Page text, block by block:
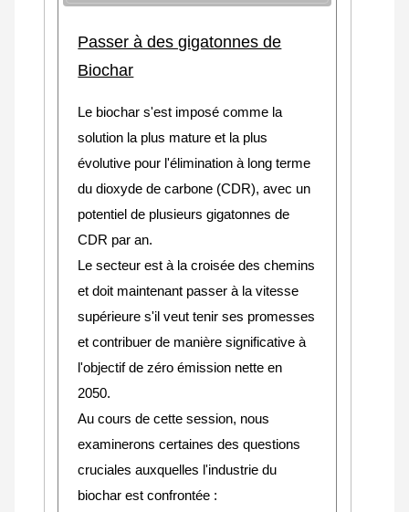
Passer à des gigatonnes de
Biochar
Le biochar s'est imposé comme la
solution la plus mature et la plus
évolutive pour l'élimination à long terme
du dioxyde de carbone (CDR), avec un
potentiel de plusieurs gigatonnes de
CDR par an.
Le secteur est à la croisée des chemins
et doit maintenant passer à la vitesse
supérieure s'il veut tenir ses promesses
et contribuer de manière significative à
l'objectif de zéro émission nette en
2050.
Au cours de cette session, nous
examinerons certaines des questions
cruciales auxquelles l'industrie du
biochar est confrontée :